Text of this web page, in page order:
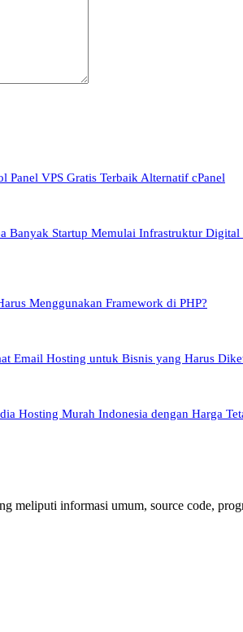
Panel VPS Gratis Terbaik Alternatif cPanel
Banyak Startup Memulai Infrastruktur Digital
Menggunakan Framework di PHP?
Email Hosting untuk Bisnis yang Harus
Hosting Murah Indonesia dengan Harga
meliputi informasi umum, source code,